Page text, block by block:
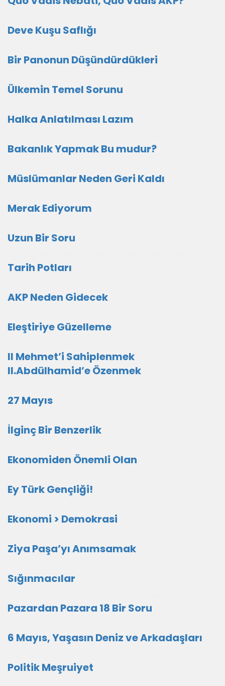
Deve Kuşu Saflığı
Bir Panonun Düşündürdükleri
Ülkemin Temel Sorunu
Halka Anlatılması Lazım
Bakanlık Yapmak Bu mudur?
Müslümanlar Neden Geri Kaldı
Merak Ediyorum
Uzun Bir Soru
Tarih Potları
AKP Neden Gidecek
Eleştiriye Güzelleme
II Mehmet’i Sahiplenmek
II.Abdülhamid’e Özenmek
27 Mayıs
İlginç Bir Benzerlik
Ekonomiden Önemli Olan
Ey Türk Gençliği!
Ekonomi > Demokrasi
Ziya Paşa’yı Anımsamak
Sığınmacılar
Pazardan Pazara 18 Bir Soru
6 Mayıs, Yaşasın Deniz ve Arkadaşları
Politik Meşruiyet